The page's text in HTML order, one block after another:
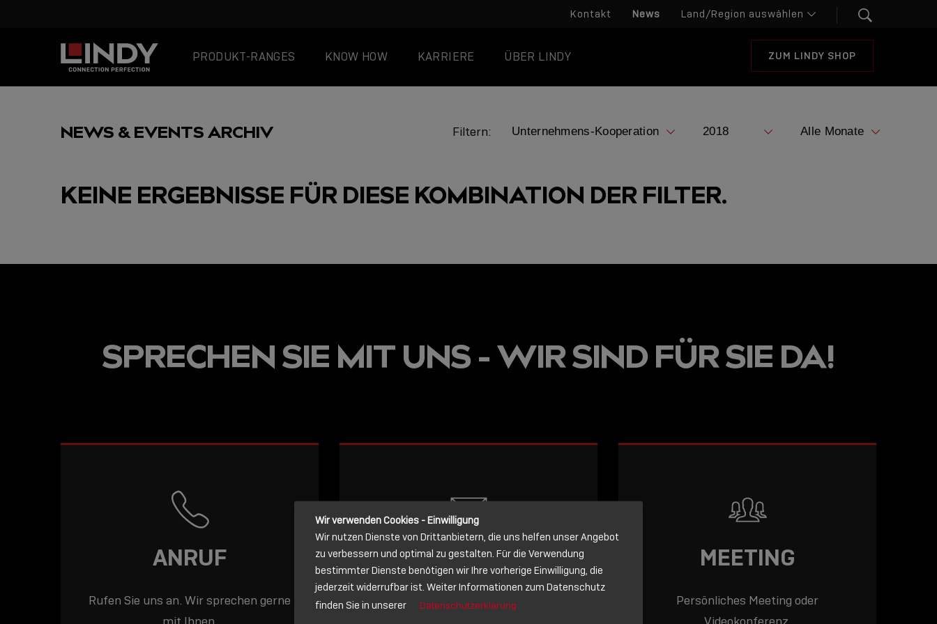
Kontakt News
PRODUKT-RANGES KNOW HOW KARRIERE ÜBER LINDY ZUM LINDY SHOP
NEWS & EVENTS ARCHIV Filtern:
USB-C ÜBER LANGE
DISTANZEN: AKTIVE
BIS 15 M
JETZT ONLINE
VERFÜGBAR: DIE
VERBINDET!
KEINE ERGEBNISSE FÜR DIESE KOMBINATION DER FILTER.
SPRECHEN SIE MIT UNS - WIR SIND FÜR SIE DA!
ANRUF
Rufen Sie uns an. Wir sprechen gerne
NACHRICHT
Schreiben Sie lieber? Dann schicken
MEETING
Persönliches Meeting oder
Wir verwenden Cookies - Einwilligung
Wir nutzen Dienste von Drittanbietern, die uns helfen unser Angebot
zu verbessern und optimal zu gestalten. Für die Verwendung
bestimmter Dienste benötigen wir Ihre vorherige Einwilligung, die
jederzeit widerrufbar ist. Weiter Informationen zum Datenschutz
finden Sie in unserer
Datenschutzerklärung